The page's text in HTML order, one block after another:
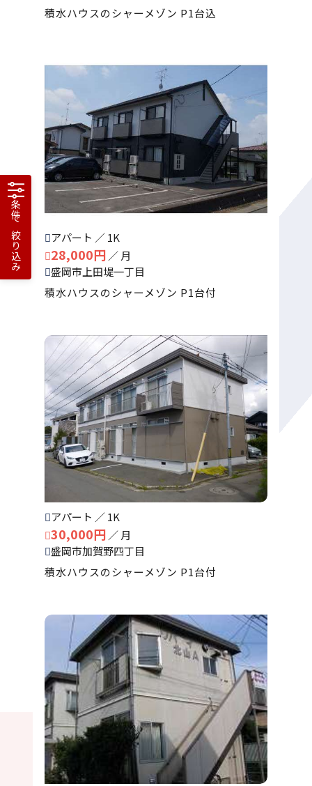
条件で
絞り込み
積水ハウスのシャーメゾン P1台込
アパート ／ 1K
28,000円 ／ 月
盛岡市上田堤一丁目
積水ハウスのシャーメゾン P1台付
アパート ／ 1K
30,000円 ／ 月
盛岡市加賀野四丁目
積水ハウスのシャーメゾン P1台付